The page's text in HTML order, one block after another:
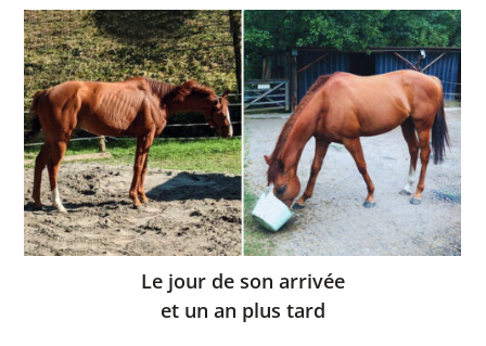
Le jour de son arrivée
et un an plus tard